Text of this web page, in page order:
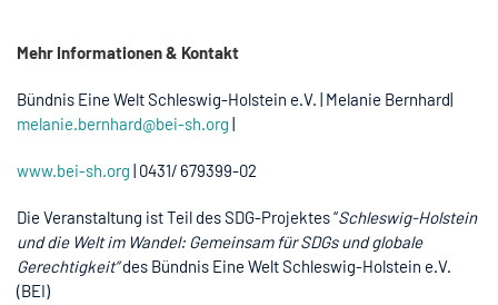
Mehr Informationen & Kontakt
Bündnis Eine Welt Schleswig-Holstein e.V. | Melanie Bernhard|
melanie.bernhard@bei-sh.org |
www.bei-sh.org | 0431/ 679399-02
Die Veranstaltung ist Teil des SDG-Projektes “Schleswig-Holstein
und die Welt im Wandel: Gemeinsam für SDGs und globale
Gerechtigkeit”des Bündnis Eine Welt Schleswig-Holstein e.V.
(BEI)